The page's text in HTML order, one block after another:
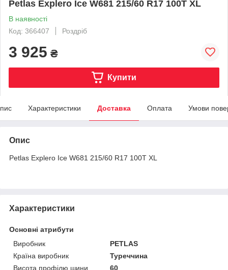
Petlas Explero Ice W681 215/60 R17 100T XL
В наявності
Код: 366407
Роздріб
3 925 ₴
Купити
Характеристики Доставка Оплата Умови
Опис
Petlas Explero Ice W681 215/60 R17 100T XL
Характеристики
Основні атрибути
Виробник
PETLAS
Країна виробник
Туреччина
Висота профілю шини
60